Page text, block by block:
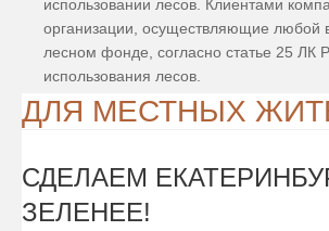
использовании лесов. Клиентами
организации, осуществляющие любой
лесном фонде, согласно статье 25 ЛК
использования лесов.
ДЛЯ МЕСТНЫХ
СДЕЛАЕМ
ЗЕЛЕНЕЕ!